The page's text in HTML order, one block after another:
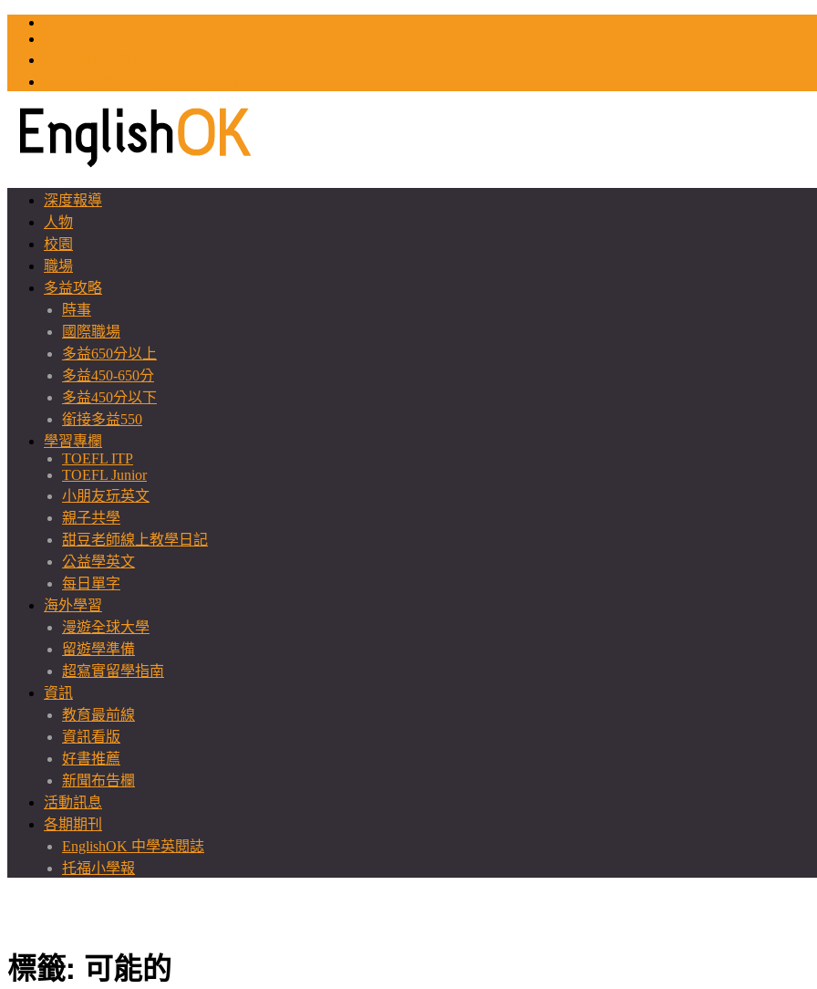
深度報導
人物
校園
職場
多益攻略
時事
國際職場
多益650分以上
多益450-650分
多益450分以下
銜接多益550
學習專欄
TOEFL ITP
TOEFL Junior
小朋友玩英文
親子共學
甜豆老師線上教學日記
公益學英文
每日單字
海外學習
漫遊全球大學
留遊學準備
超寫實留學指南
資訊
教育最前線
資訊看版
好書推薦
新聞布告欄
活動訊息
各期期刊
EnglishOK 中學英閱誌
托福小學報
標籤: 可能的